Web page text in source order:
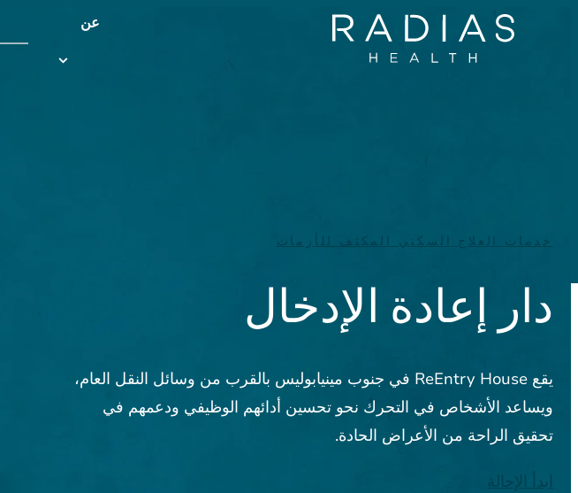
عن
البرامج
خدمات العلاج السكني المكثف للأزمات
دار إعادة الإدخال
يقع ReEntry House في جنوب مينيابوليس بالقرب من وسائل النقل العام،
ويساعد الأشخاص في التحرك نحو تحسين أدائهم الوظيفي ودعمهم في
تحقيق الراحة من الأعراض الحادة.
ابدأ الإحالة